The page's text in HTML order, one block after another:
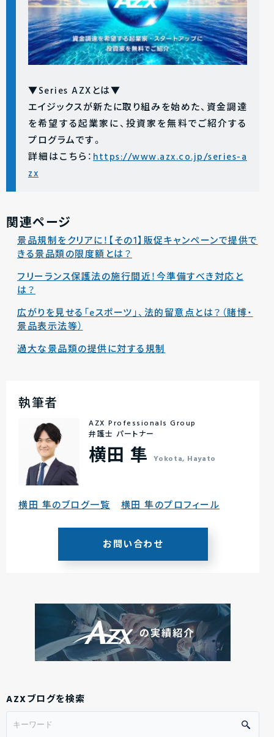
▼Series AZXとは▼
エイジックスが新たに取り組みを始めた、資金調達
を希望する起業家に、投資家を無料でご紹介する
プログラムです。
詳細はこちら：https://www.azx.co.jp/series-a
zx
関連ページ
景品規制をクリアに！【その1】販促キャンペーンで提供で
きる景品類の限度額とは？
フリーランス保護法の施行間近！今準備すべき対応と
は？
広がりを見せる「eスポーツ」、法的留意点とは？（賭博・
景品表示法等）
過大な景品類の提供に対する規制
執筆者
AZX Professionals Group
弁護士 パートナー
横田 隼 Yokota, Hayato
横田 隼のブログ一覧 横田 隼のプロフィール
お問い合わせ
AZXブログを検索